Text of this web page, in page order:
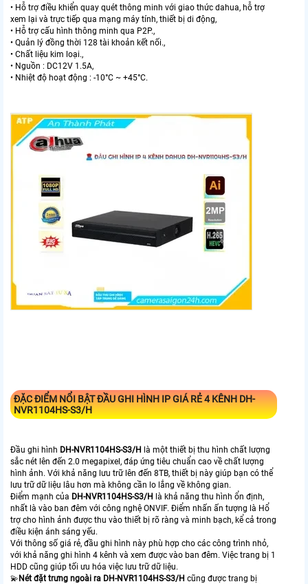
• Hỗ trợ điều khiển quay quét thông minh với giao thức dahua, hỗ trợ
xem lại và trực tiếp qua mạng máy tính, thiết bị di động,
• Hỗ trợ cấu hình thông minh qua P2P.,
• Quản lý đồng thời 128 tài khoản kết nối.,
• Chất liệu kim loại.,
• Nguồn : DC12V 1.5A,
• Nhiệt độ hoạt động : -10°C ~ +45°C.
ĐẶC ĐIỂM NỔI BẬT ĐẦU GHI HÌNH IP GIÁ RẺ 4 KÊNHDH-
NVR1104HS-S3/H
Đầu ghi hình DH-NVR1104HS-S3/H là một thiết bị thu hình chất lượng
sắc nét lên đến 2.0 megapixel, đáp ứng tiêu chuẩn cao về chất lượng
hình ảnh. Với khả năng lưu trữ lên đến 8TB, thiết bị này giúp bạn có thể
lưu trữ dữ liệu lâu hơn mà không cần lo lắng về không gian.
Điểm mạnh của DH-NVR1104HS-S3/H là khả năng thu hình ổn định,
nhất là vào ban đêm với công nghệ ONVIF. Điểm nhấn ấn tượng là Hổ
trợ cho hình ảnh được thu vào thiết bị rõ ràng và minh bạch, kể cả trong
điều kiện ánh sáng yếu.
Với thông số giá rẻ, đầu ghi hình này phù hợp cho các công trình nhỏ,
với khả năng ghi hình 4 kênh và xem được vào ban đêm. Việc trang bị 1
HDD cũng giúp tối ưu hóa việc lưu trữ dữ liệu.
💫Nét đặt trưng ngoài ra DH-NVR1104HS-S3/H cũng được trang bị